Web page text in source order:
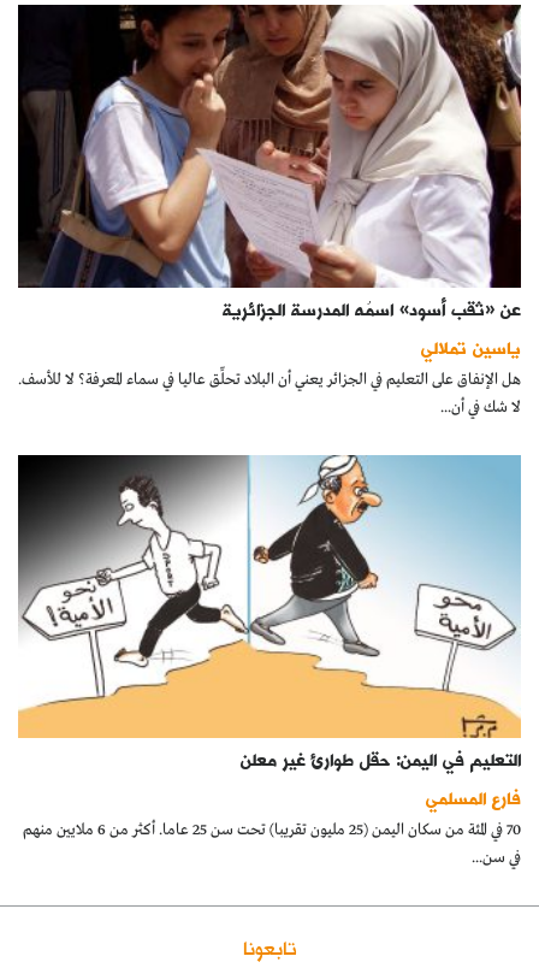
عن «ثقب أسود» اسمُه المدرسة الجزائرية
ياسين تملالي
هل الإنفاق على التعليم في الجزائر يعني أن البلاد تحلِّق عاليا في سماء المعرفة؟ لا للأسف.
لا شك في أن...
التعليم في اليمن: حقل طوارئ غير معلن
فارع المسلمي
70 في المئة من سكان اليمن (25 مليون تقريبا) تحت سن 25 عاما. أكثر من 6 ملايين منهم
في سن...
تابعونا